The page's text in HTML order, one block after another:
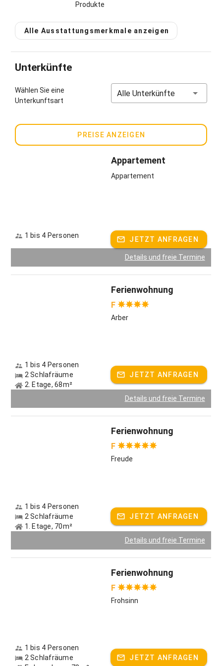
Produkte
Alle Ausstattungsmerkmale anzeigen
Unterkünfte
Wählen Sie eine
Unterkunftsart
Alle Unterkünfte
PREISE ANZEIGEN
Appartement
Appartement
1 bis 4 Personen JETZT ANFRAGEN
Details und freie Termine
Ferienwohnung
F
Arber
1 bis 4 Personen
2 Schlafräume
2. Etage, 68m²
JETZT ANFRAGEN
Details und freie Termine
Ferienwohnung
F
Freude
1 bis 4 Personen
2 Schlafräume
1. Etage, 70m²
JETZT ANFRAGEN
Details und freie Termine
Ferienwohnung
F
Frohsinn
1 bis 4 Personen
2 Schlafräume
JETZT ANFRAGEN